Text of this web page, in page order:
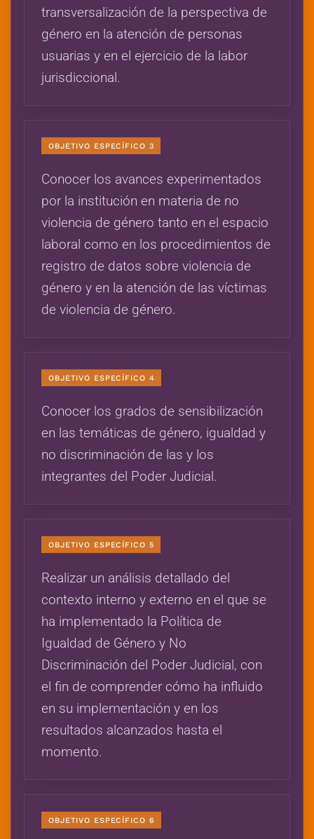
transversalización de la perspectiva de
género en la atención de personas
usuarias y en el ejercicio de la labor
jurisdiccional.
OBJETIVO ESPECÍFICO 3
Conocer los avances experimentados
por la institución en materia de no
violencia de género tanto en el espacio
laboral como en los procedimientos de
registro de datos sobre violencia de
género y en la atención de las víctimas
de violencia de género.
OBJETIVO ESPECÍFICO 4
Conocer los grados de sensibilización
en las temáticas de género, igualdad y
no discriminación de las y los
integrantes del Poder Judicial.
OBJETIVO ESPECÍFICO 5
Realizar un análisis detallado del
contexto interno y externo en el que se
ha implementado la Política de
Igualdad de Género y No
Discriminación del Poder Judicial, con
el fin de comprender cómo ha influido
en su implementación y en los
resultados alcanzados hasta el
momento.
OBJETIVO ESPECÍFICO 6